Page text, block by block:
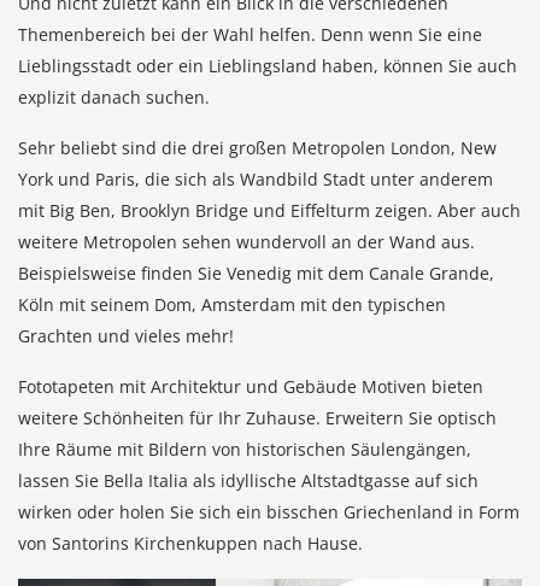
Themenbereich bei der Wahl helfen. Denn wenn Sie eine
Lieblingsstadt oder ein Lieblingsland haben, können Sie auch
explizit danach suchen.
Sehr beliebt sind die drei großen Metropolen London, New
York und Paris, die sich als Wandbild Stadt unter anderem
mit Big Ben, Brooklyn Bridge und Eiffelturm zeigen. Aber auch
weitere Metropolen sehen wundervoll an der Wand aus.
Beispielsweise finden Sie Venedig mit dem Canale Grande,
Köln mit seinem Dom, Amsterdam mit den typischen
Grachten und vieles mehr!
Fototapeten mit Architektur und Gebäude Motiven bieten
weitere Schönheiten für Ihr Zuhause. Erweitern Sie optisch
Ihre Räume mit Bildern von historischen Säulengängen,
lassen Sie Bella Italia als idyllische Altstadtgasse auf sich
wirken oder holen Sie sich ein bisschen Griechenland in Form
von Santorins Kirchenkuppen nach Hause.